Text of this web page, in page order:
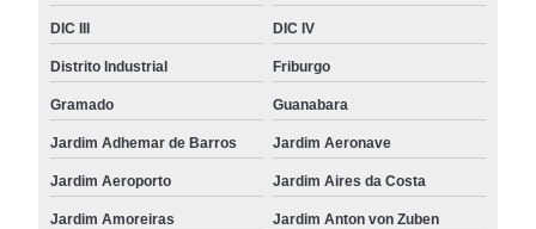
DIC III DIC IV
Distrito Industrial Friburgo
Gramado Guanabara
Jardim Adhemar de Barros Jardim Aeronave
Jardim Aeroporto Jardim Aires da Costa
Jardim Amoreiras Jardim Anton von Zuben